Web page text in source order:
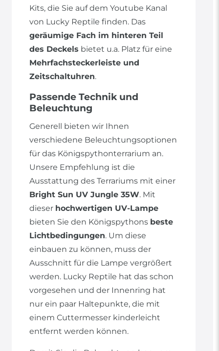
Kits, die Sie auf dem Youtube Kanal
von Lucky Reptile finden. Das
geräumige Fach im hinteren Teil
des Deckels bietet u.a. Platz für eine
Mehrfachsteckerleiste und
Zeitschaltuhren.
Passende Technik und
Beleuchtung
Generell bieten wir Ihnen
verschiedene Beleuchtungsoptionen
für das Königspythonterrarium an.
Unsere Empfehlung ist die
Ausstattung des Terrariums mit einer
Bright Sun UV Jungle 35W. Mit
dieser hochwertigen UV-Lampe
bieten Sie den Königspythons beste
Lichtbedingungen. Um diese
einbauen zu können, muss der
Ausschnitt für die Lampe vergrößert
werden. Lucky Reptile hat das schon
vorgesehen und der Innenring hat
nur ein paar Haltepunkte, die mit
einem Cuttermesser kinderleicht
entfernt werden können.